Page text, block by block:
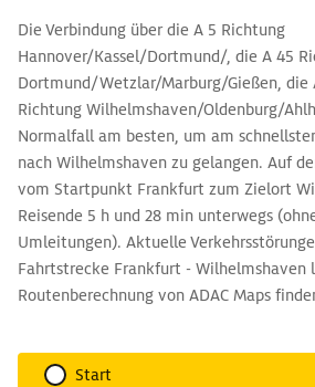
Die Verbindung über die A 5 Richtung
Hannover/Kassel/Dortmund/, die A 45
Dortmund/Wetzlar/Marburg/Gießen, die
Richtung Wilhelmshaven/Oldenburg/
Normalfall am besten, um am
nach Wilhelmshaven zu gelangen. Auf
vom Startpunkt Frankfurt zum Zielort
Reisende 5 h und 28 min unterwegs
Umleitungen). Aktuelle
Fahrtstrecke Frankfurt - Wilhelmshaven
Routenberechnung von ADAC Maps
Start